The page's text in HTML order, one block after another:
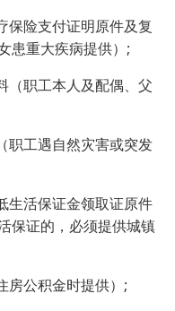
保险支付证明原件及复
患重大疾病提供）;
（职工本人及配偶、父
职工遇自然灾害或突发
生活保证金领取证原件
保证的，必须提供城镇
房公积金时提供）;